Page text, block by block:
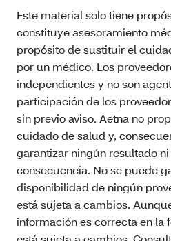
Este material solo tiene
constituye asesoramiento
propósito de sustituir el
por un médico. Los
independientes y no son
participación de los
sin previo aviso. Aetna no
cuidado de salud y,
garantizar ningún resultado
consecuencia. No se puede
disponibilidad de ningún
está sujeta a cambios.
información es correcta en la